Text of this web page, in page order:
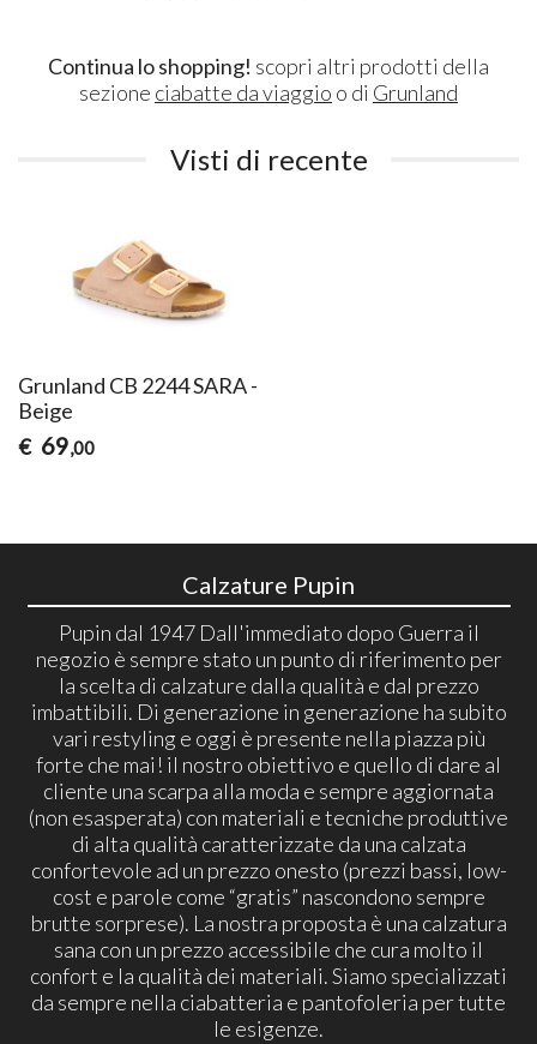
Continua lo shopping! scopri altri prodotti della
sezione ciabatte da viaggio o di Grunland
Visti di recente
Grunland CB 2244 SARA -
Beige
€ 69,00
Calzature Pupin
Pupin dal 1947 Dall'immediato dopo Guerra il
negozio è sempre stato un punto di riferimento per
la scelta di calzature dalla qualità e dal prezzo
imbattibili. Di generazione in generazione ha subito
vari restyling e oggi è presente nella piazza più
forte che mai! il nostro obiettivo e quello di dare al
cliente una scarpa alla moda e sempre aggiornata
(non esasperata) con materiali e tecniche produttive
di alta qualità caratterizzate da una calzata
confortevole ad un prezzo onesto (prezzi bassi, low-
cost e parole come “gratis” nascondono sempre
brutte sorprese). La nostra proposta è una calzatura
sana con un prezzo accessibile che cura molto il
confort e la qualità dei materiali. Siamo specializzati
da sempre nella ciabatteria e pantofoleria per tutte
le esigenze.